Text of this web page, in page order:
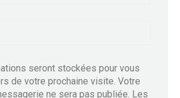
seront stockées pour vous
de votre prochaine visite. Votre
ne sera pas publiée. Les